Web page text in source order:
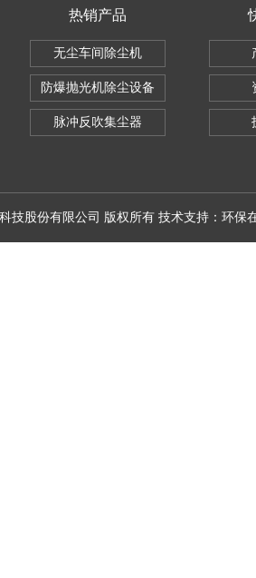
热销产品
无尘车间除尘机
防爆抛光机除尘设备
脉冲反吹集尘器
技股份有限公司 版权所有 技术支持： 环保